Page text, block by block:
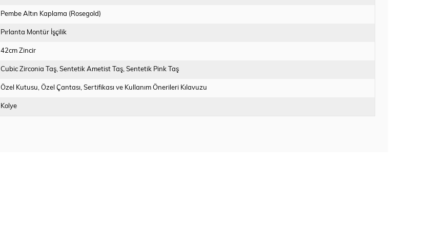
Pembe Altın Kaplama (Rosegold)
Pırlanta Montür İşçilik
42cm Zincir
Cubic Zirconia Taş Sentetik Ametist Taş Sentetik Pink Taş
Özel Kutusu Özel Çantası Sertifikası ve Kullanım Önerileri Kılavuzu
Kolye